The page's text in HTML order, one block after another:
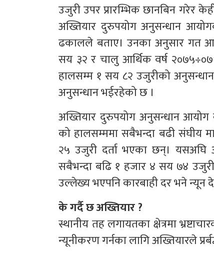
उजुरी उपर प्रारम्भिक छानबिन गरेर
अख्तियार दुरुपयोग अनुसन्धान
ढकालले बताए। उनका अनुसार गत
सय ३२ र चालु आर्थिक वर्ष
हालसम्म १ सय ८२ उजुरीको अनुसन्धान
अनुसन्धान भईरहेको छ ।
अख्तियार दुरुपयोग अनुसन्धान
को हालसम्ममा सबैभन्दा बढी संघीय
२५ उजुरी दर्ता भएका छन्। यसअघि
सबैभन्दा बढि १ हजार ४ सय ७४
उल्लेख्य भएपनि कारबाही दर भने न्यून
के गर्दै छ अख्तियार ?
स्थानीय तह लगायतका क्षेत्रमा
न्यूनीकरण गर्नका लागि अख्तियारले